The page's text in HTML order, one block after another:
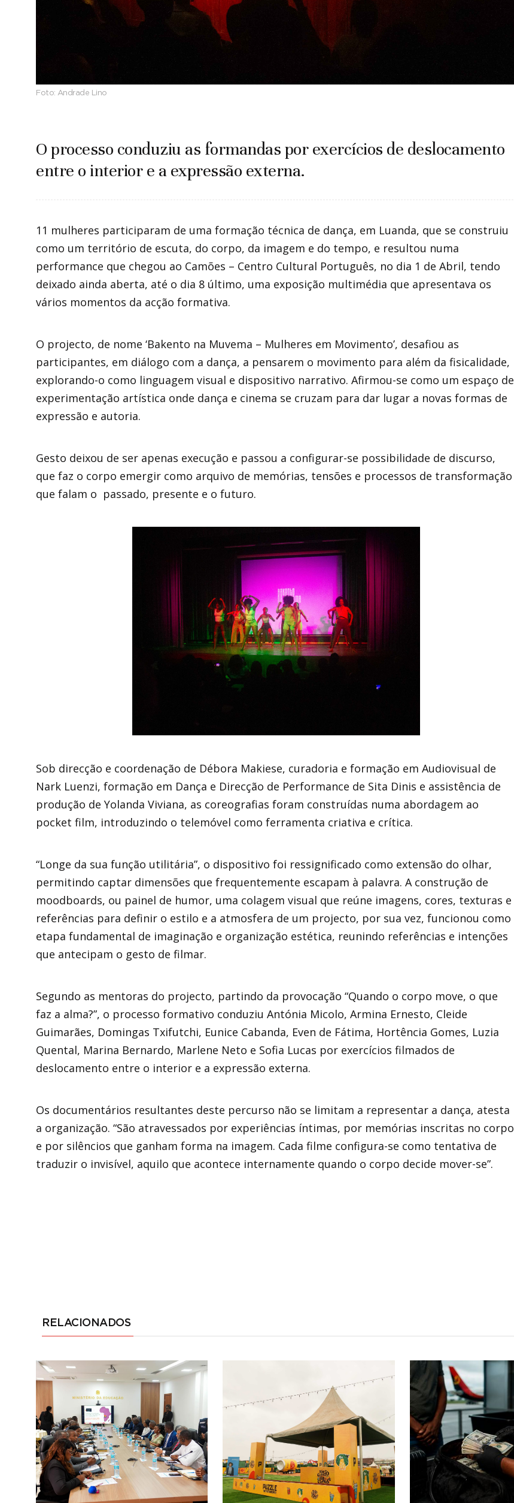
Foto: Andrade Lino
O processo conduziu as formandas por exercícios de deslocamento
entre o interior e a expressão externa.
11 mulheres participaram de uma formação técnica de dança, em Luanda, que se construiu
como um território de escuta, do corpo, da imagem e do tempo, e resultou numa
performance que chegou ao Camões – Centro Cultural Português, no dia 1 de Abril, tendo
deixado ainda aberta, até o dia 8 último, uma exposição multimédia que apresentava os
vários momentos da acção formativa.
O projecto, de nome ‘Bakento na Muvema – Mulheres em Movimento’, desafiou as
participantes, em diálogo com a dança, a pensarem o movimento para além da fisicalidade,
explorando-o como linguagem visual e dispositivo narrativo. Afirmou-se como um espaço de
experimentação artística onde dança e cinema se cruzam para dar lugar a novas formas de
expressão e autoria.
Gesto deixou de ser apenas execução e passou a configurar-se possibilidade de discurso,
que faz o corpo emergir como arquivo de memórias, tensões e processos de transformação
que falam o passado, presente e o futuro.
Sob direcção e coordenação de Débora Makiese, curadoria e formação em Audiovisual de
Nark Luenzi, formação em Dança e Direcção de Performance de Sita Dinis e assistência de
produção de Yolanda Viviana, as coreografias foram construídas numa abordagem ao
pocket film, introduzindo o telemóvel como ferramenta criativa e crítica.
“Longe da sua função utilitária”, o dispositivo foi ressignificado como extensão do olhar,
permitindo captar dimensões que frequentemente escapam à palavra. A construção de
moodboards, ou painel de humor, uma colagem visual que reúne imagens, cores, texturas e
referências para definir o estilo e a atmosfera de um projecto, por sua vez, funcionou como
etapa fundamental de imaginação e organização estética, reunindo referências e intenções
que antecipam o gesto de filmar.
Segundo as mentoras do projecto, partindo da provocação “Quando o corpo move, o que
faz a alma?”, o processo formativo conduziu Antónia Micolo, Armina Ernesto, Cleide
Guimarães, Domingas Txifutchi, Eunice Cabanda, Even de Fátima, Hortência Gomes, Luzia
Quental, Marina Bernardo, Marlene Neto e Sofia Lucas por exercícios filmados de
deslocamento entre o interior e a expressão externa.
Os documentários resultantes deste percurso não se limitam a representar a dança, atesta
a organização. “São atravessados por experiências íntimas, por memórias inscritas no corpo
e por silêncios que ganham forma na imagem. Cada filme configura-se como tentativa de
traduzir o invisível, aquilo que acontece internamente quando o corpo decide mover-se”.
RELACIONADOS